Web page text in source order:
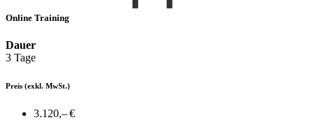
Online Training
Dauer
3 Tage
Preis (exkl. MwSt.)
3.120,– €